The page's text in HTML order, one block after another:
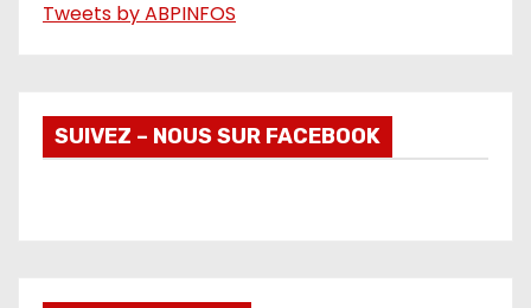
Tweets by ABPINFOS
SUIVEZ – NOUS SUR FACEBOOK